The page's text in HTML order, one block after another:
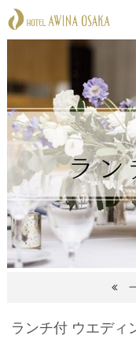
ランチ付 ウエディ